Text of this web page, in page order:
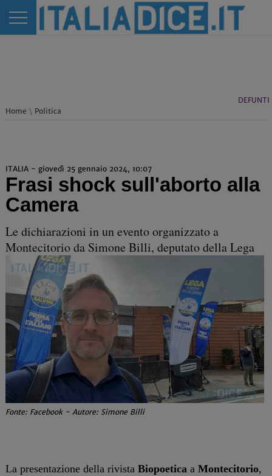
DEFUNTI
Home \ Politica
ITALIA - giovedì 25 gennaio 2024, 10:07
Frasi shock sull'aborto alla
Camera
Le dichiarazioni in un evento organizzato a
Montecitorio da Simone Billi, deputato della Lega
Fonte: Facebook - Autore: Simone Billi
La presentazione della rivista Biopoetica a Montecitorio,